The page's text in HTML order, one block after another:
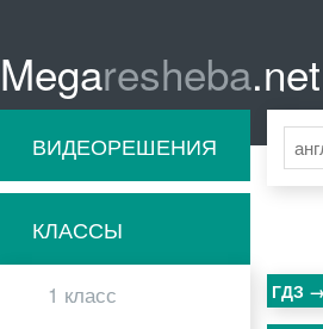
Megaresheba.net
ВИДЕОРЕШЕНИЯ
КЛАССЫ
1 класс ГДЗ